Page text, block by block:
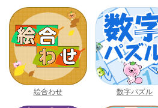
絵合わせ 数字パズル